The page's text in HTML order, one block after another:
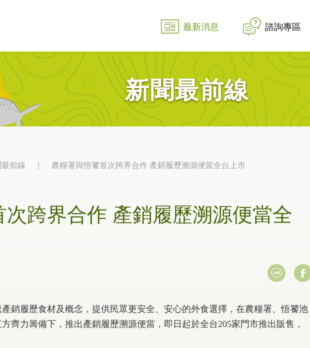
最新消息 諮詢專區
新聞最前線
前線 | 農糧署與悟饕首次跨界合作 產銷履歷溯源便當全台上市
跨界合作 產銷履歷溯源便當全
銷履歷食材及概念，提供民眾更安全、安心的外食選擇，在農糧署、悟饕池
齊力籌備下，推出產銷履歷溯源便當，即日起於全台205家門市推出販售，